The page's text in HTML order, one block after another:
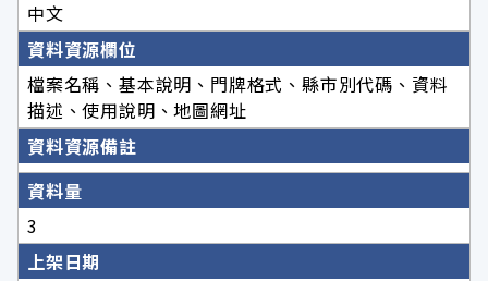
中文
資料資源欄位
檔案名稱、基本說明、門牌格式、縣市別代碼、資料
描述、使用說明、地圖網址
資料資源備註
資料量
3
上架日期